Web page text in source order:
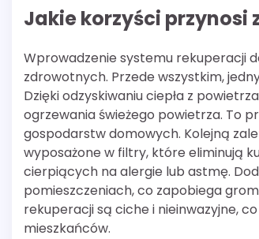
Jakie korzyści
Wprowadzenie systemu rekuperacji
zdrowotnych. Przede wszystkim,
Dzięki odzyskiwaniu ciepła z
ogrzewania świeżego powietrza. To
gospodarstw domowych. Kolejną
wyposażone w filtry, które eliminują
cierpiących na alergie lub astmę.
pomieszczeniach, co zapobiega
rekuperacji są ciche i nieinwazyjne,
mieszkańców.